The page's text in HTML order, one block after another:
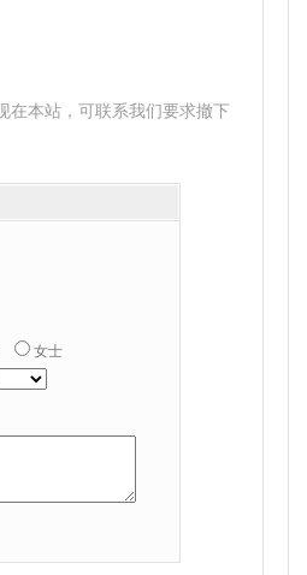
在本站，可联系我们要求撤下
女士